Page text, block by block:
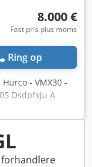
på8.000 €
Fast pris plus moms
Ring op
Hurco - VMX30 -
Dsdpfxju A
X-akse: 760
akse: 510 mm
Motoreffekt: 11